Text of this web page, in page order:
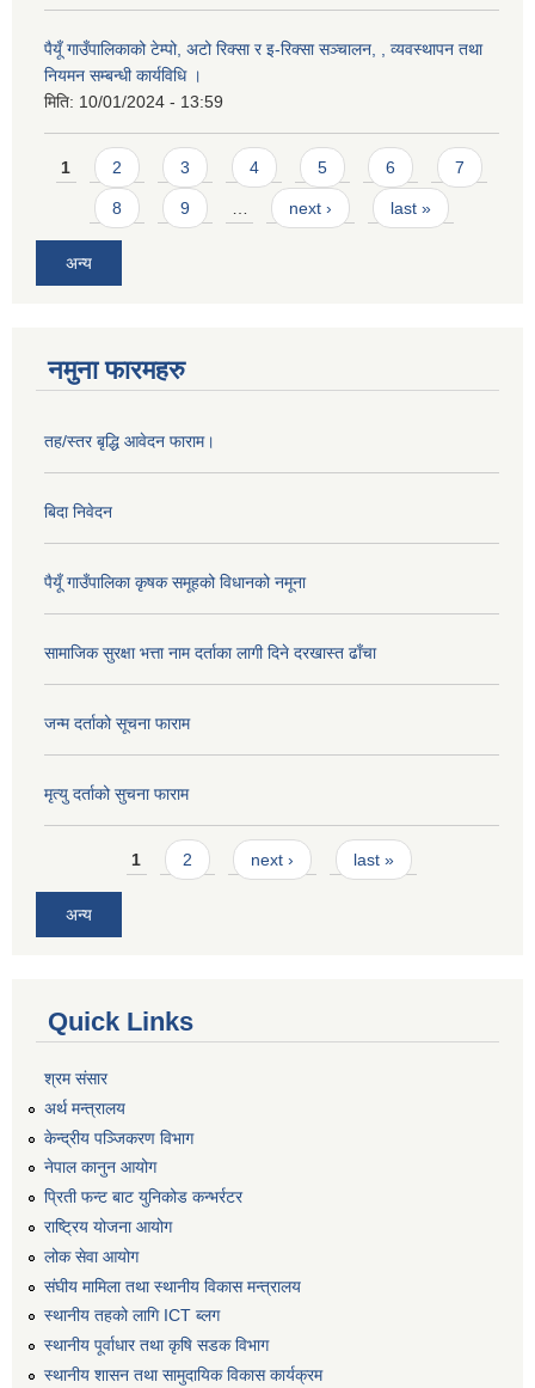
पैयूँ गाउँपालिकाको टेम्पो, अटो रिक्सा र इ-रिक्सा सञ्चालन, , व्यवस्थापन तथा
नियमन सम्बन्धी कार्यविधि ।
मिति: 10/01/2024 - 13:59
Pages
1 2 3 4 5 6 7
8 9 next › last »
अन्य
नमुना फारमहरु
तह/स्तर बृद्धि आवेदन फाराम।
बिदा निवेदन
पैयूँ गाउँपालिका कृषक समूहको विधानको नमूना
सामाजिक सुरक्षा भत्ता नाम दर्ताका लागी दिने दरखास्त ढाँचा
जन्म दर्ताको सूचना फाराम
मृत्यु दर्ताको सुचना फाराम
Pages1 2 next › last »
अन्य
Quick Links
श्रम संसार
अर्थ मन्त्रालय
केन्द्रीय पञ्जिकरण विभाग
नेपाल कानुन आयोग
प्रिती फन्ट बाट युनिकोड कन्भर्रटर
राष्ट्रिय योजना आयोग
लोक सेवा आयोग
संघीय मामिला तथा स्थानीय विकास मन्त्रालय
स्थानीय तहको लागि ICT ब्लग
स्थानीय पूर्वाधार तथा कृषि सडक विभाग
स्थानीय शासन तथा सामुदायिक विकास कार्यक्रम